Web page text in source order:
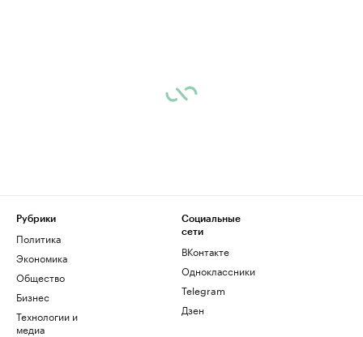
Рубрики
Политика
Экономика
Общество
Бизнес
Технологии и
медиа
Социальные
сети
ВКонтакте
Одноклассники
Telegram
Дзен